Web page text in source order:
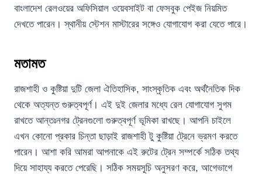
বাংলাদেশ রেলওয়ের অফিসিয়াল ওয়েবসাইট বা ফেসবুক পেইজ নিয়মিত
দেখতে পারেন। স্থানীয় স্টেশন মাস্টারের সঙ্গেও যোগাযোগ করা যেতে পারে।
মতামত
রাজশাহী ও কুষ্টিয়া দুটি জেলা ঐতিহাসিক, সাংস্কৃতিক এবং অর্থনৈতিক দিক
থেকে অত্যন্ত গুরুত্বপূর্ণ। এই দুই জেলার মধ্যে রেল যোগাযোগ সুগম
রাখতে আন্তঃনগর ট্রেনগুলো গুরুত্বপূর্ণ ভূমিকা রাখছে। আপনি চাইলে
এখন কোনো প্রকার চিন্তা ছাড়াই রাজশাহী টু কুষ্টিয়া ট্রেনে ভ্রমণ করতে
পারেন। আশা করি আমরা আপনাকে এই রুটের ট্রেন সম্পর্কে সঠিক তথ্য
দিয়ে সাহায্য করতে পেরেছি। সঠিক সময়সূচি অনুসরণ করে, আগেভাগে